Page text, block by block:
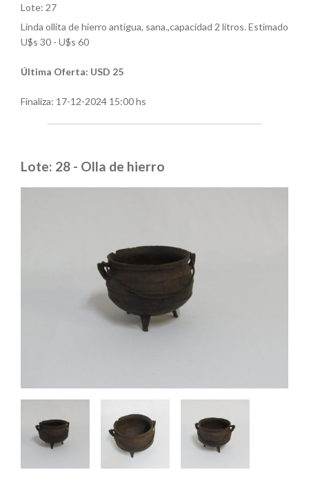
Lote: 27
Linda ollita de hierro antigua, sana.,capacidad 2 litros. Estimado
U$s 30 - U$s 60
Última Oferta: USD 25
Finaliza: 17-12-2024 15:00 hs
Lote: 28 - Olla de hierro